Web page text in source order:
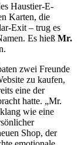
Haustier-E-
Karten, die
Exit – trug es
Es hieß Mr.
zwei Freunde
zu kaufen,
eine der
hatte. „Mr.
wie eine
Shop, der